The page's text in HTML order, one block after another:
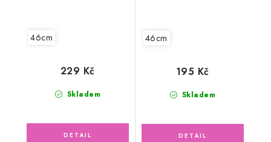
46cm
Skladem
229 Kč
46cm
Skladem
195 Kč